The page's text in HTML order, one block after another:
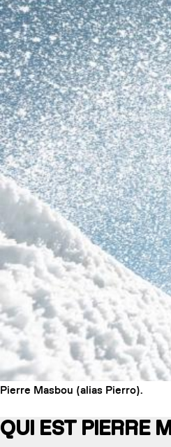
Vous êtes un skieur
à rider les petites
vous !
Pratiquant, nous avons
lancent dans des
la sécurité. Nous allons
petit cours de rattrapage
réussies et cela, en
Nous allons tâcher dans
savoir un skieur de
sur son terrain de jeu.
Cela va permettre à certains de
pour d’autre de continuer
théoriques ! Pour ce faire nous
Pierre Masbou (alias Pierro).
QUI EST PIERRE